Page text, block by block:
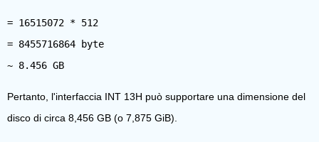
= 16515072 * 512
= 8455716864 byte
Pertanto, l'interfaccia INT 13H può supportare una dimensione del
disco di circa 8,456 GB (o 7,875 GiB).